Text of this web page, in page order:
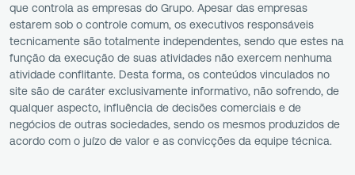
que controla as empresas do Grupo. Apesar das empresas
estarem sob o controle comum, os executivos responsáveis
tecnicamente são totalmente independentes, sendo que estes na
função da execução de suas atividades não exercem nenhuma
atividade conflitante. Desta forma, os conteúdos vinculados no
site são de caráter exclusivamente informativo, não sofrendo, de
qualquer aspecto, influência de decisões comerciais e de
negócios de outras sociedades, sendo os mesmos produzidos de
acordo com o juízo de valor e as convicções da equipe técnica.